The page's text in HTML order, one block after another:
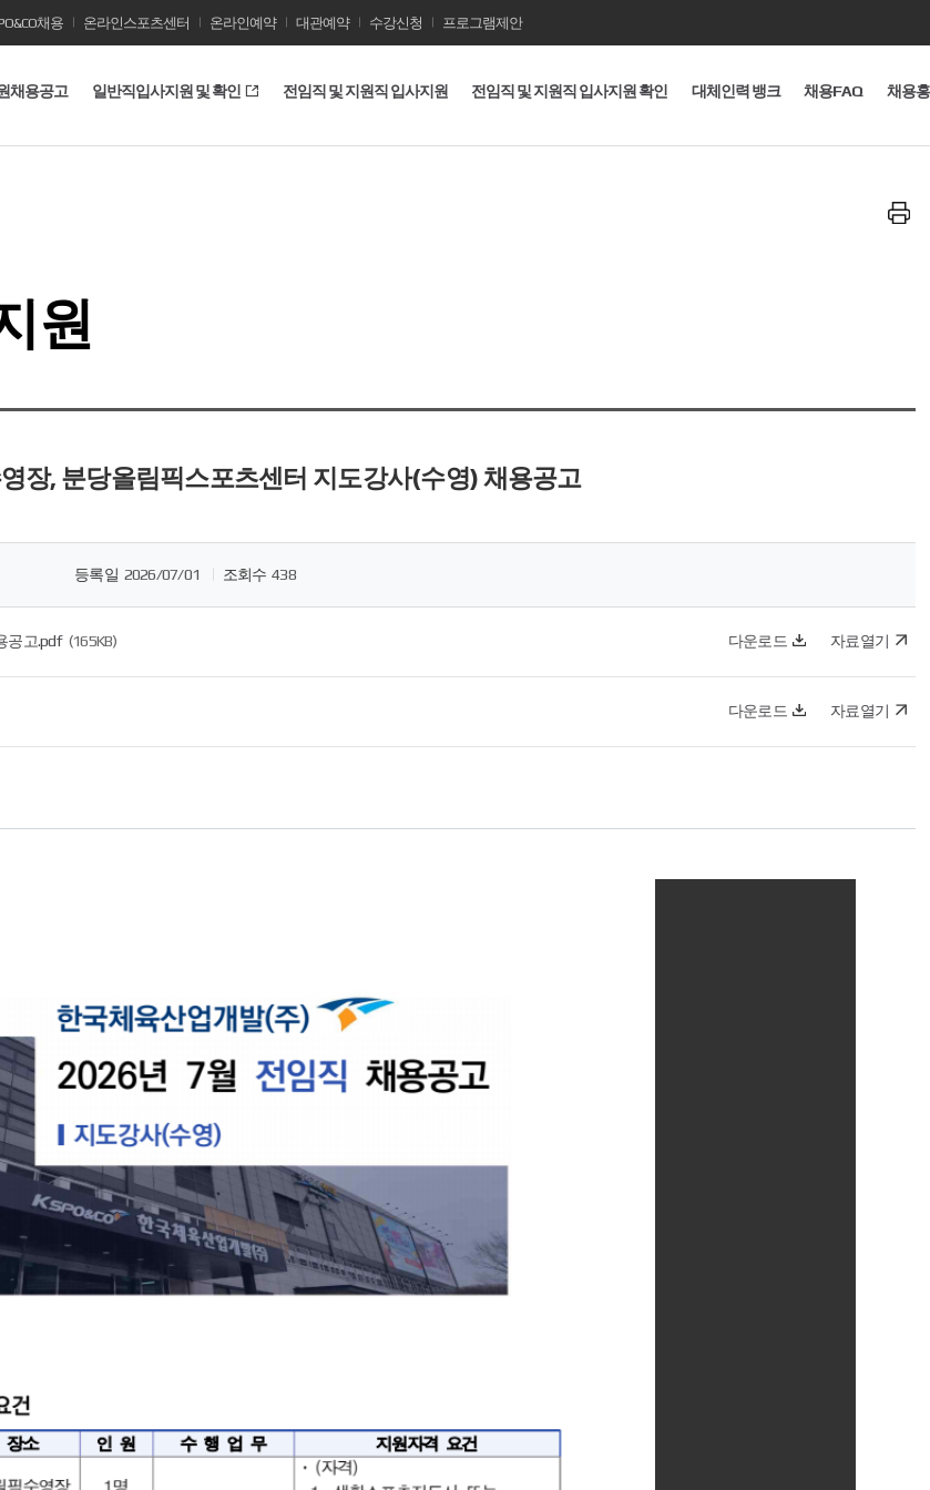
채용 온라인스포츠센터 온라인예약 대관예약 수강신청 프로그램제안
채용공고 일반직입사지원 및 확인 전임직 및 지원직 입사지원 전임직 및 지원직 입사지원 확인 대체인력 뱅크 채용FAQ 채용
프
원
장, 분당올림픽스포츠센터 지도강사(수영) 채용공고
등록일 2026/07/01 조회수 438
공고.pdf (165KB) 다운로드 자료열기
다운로드 자료열기